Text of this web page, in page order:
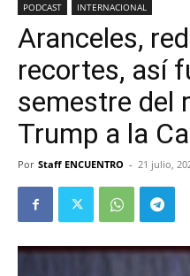
PODCAST INTERNACIONAL
Aranceles,
recortes, así
semestre del
Trump a la
Por Staff ENCUENTRO - 21 julio,